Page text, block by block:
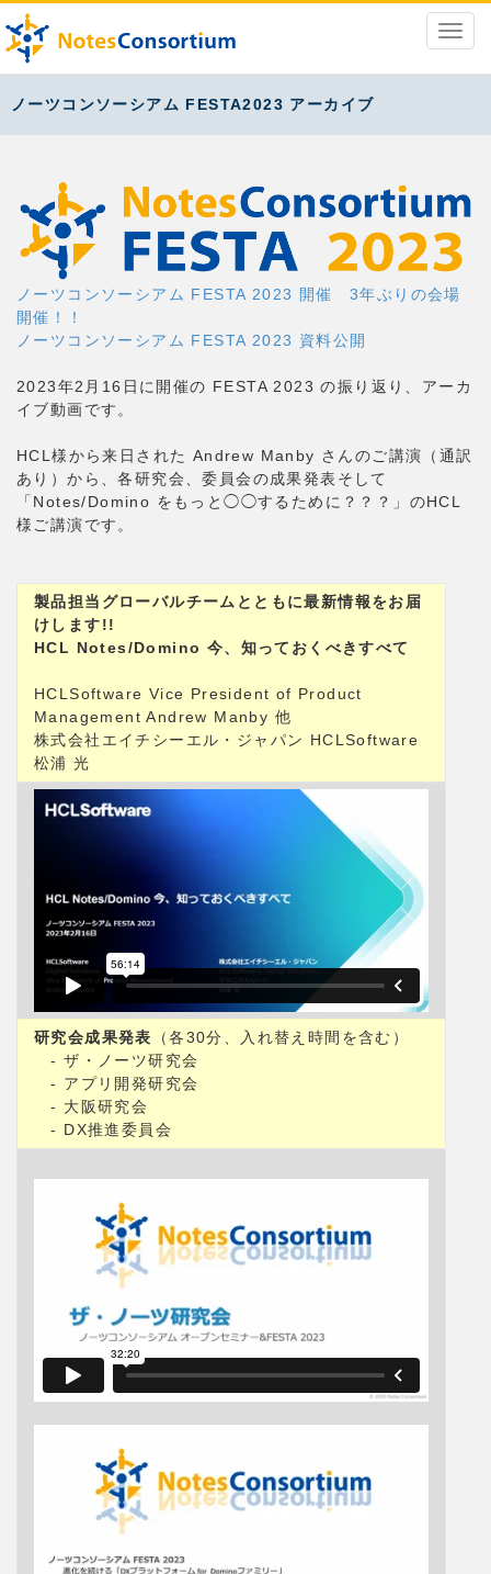
ノーツコンソーシアム FESTA2023 アーカイブ
ノーツコンソーシアム FESTA 2023 開催 3年ぶりの会場
開催！！
ノーツコンソーシアム FESTA 2023 資料公開
2023年2月16日に開催の FESTA 2023 の振り返り、アーカ
イブ動画です。
HCL様から来日された Andrew Manby さんのご講演（通訳
あり）から、各研究会、委員会の成果発表そして
「Notes/Domino をもっと◯◯するために？？？」のHCL
様ご講演です。
製品担当グローバルチームとともに最新情報をお届
けします!!
HCL Notes/Domino 今、知っておくべきすべて
HCLSoftware Vice President of Product
Management Andrew Manby 他
株式会社エイチシーエル・ジャパン HCLSoftware
松浦 光
研究会成果発表
（各30分、入れ替え時間を含む）
- ザ・ノーツ研究会
- アプリ開発研究会
- 大阪研究会
- DX推進委員会